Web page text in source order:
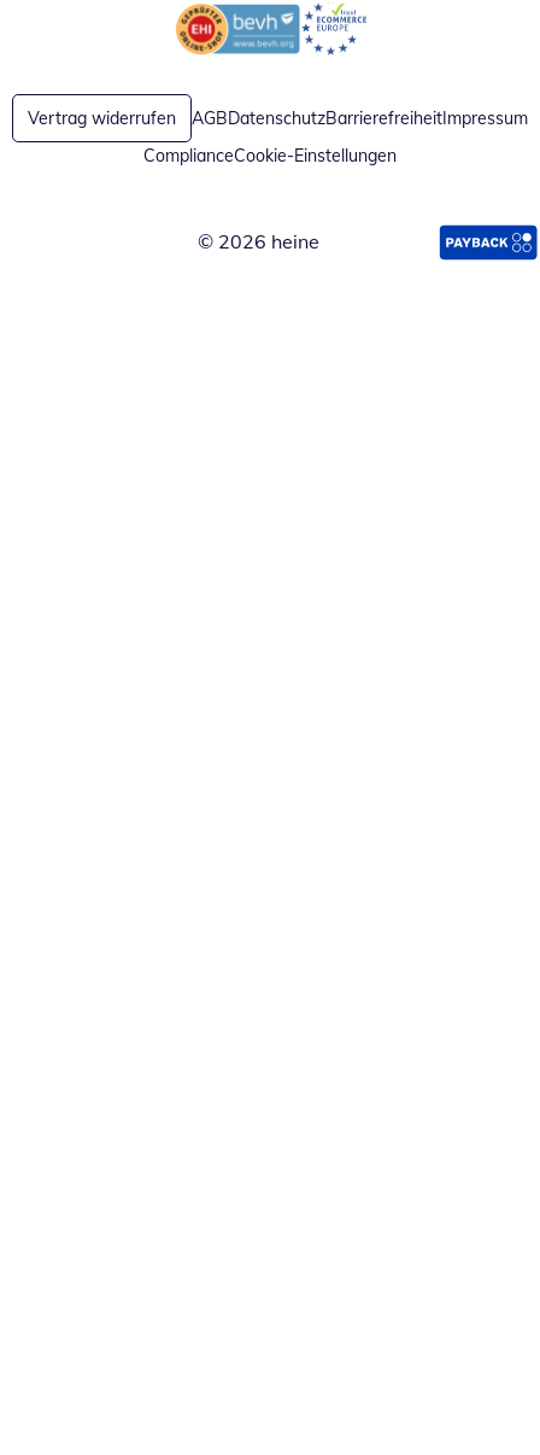
Öffnet in neuem FensterÖffnet in neuem Fenster
Vertrag widerrufen AGBDatenschutzBarrierefreiheitImpressum
ComplianceCookie-Einstellungen
© 2026 heine